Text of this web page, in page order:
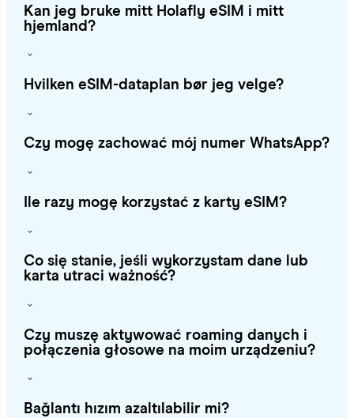
Kan jeg bruke mitt Holafly eSIM i mitt
hjemland?
Hvilken eSIM-dataplan bør jeg velge?
Czy mogę zachować mój numer WhatsApp?
Ile razy mogę korzystać z karty eSIM?
Co się stanie, jeśli wykorzystam dane lub
karta utraci ważność?
Czy muszę aktywować roaming danych i
połączenia głosowe na moim urządzeniu?
Bağlantı hızım azaltılabilir mi?